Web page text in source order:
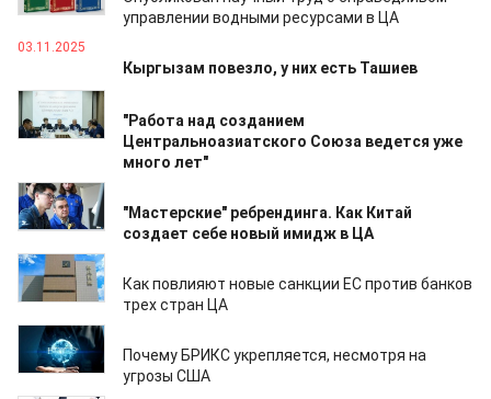
управлении водными ресурсами в ЦА
03.11.2025
Кыргызам повезло, у них есть Ташиев
29.10.2025
"Работа над созданием
Центральноазиатского Союза ведется уже
много лет"
29.10.2025
"Мастерские" ребрендинга. Как Китай
создает себе новый имидж в ЦА
27.10.2025
Как повлияют новые санкции ЕС против банков
трех стран ЦА
24.10.2025
Почему БРИКС укрепляется, несмотря на
угрозы США